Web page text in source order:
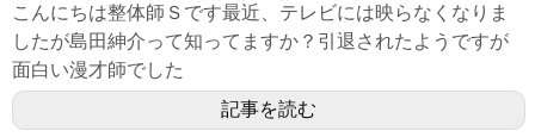
こんにちは整体師Ｓです最近、テレビには映らなくなりま
したが島田紳介って知ってますか？引退されたようですが
面白い漫才師でした
記事を読む